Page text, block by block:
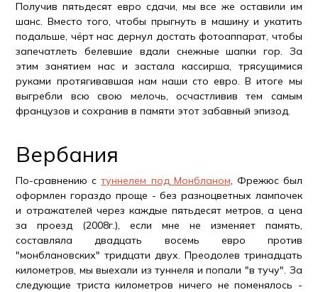
Получив пятьдесят евро сдачи, мы все же оставили им
шанс. Вместо того, чтобы прыгнуть в машину и укатить
подальше, чёрт нас дернул достать фотоаппарат, чтобы
запечатлеть белевшие вдали снежные шапки гор. За
этим занятием нас и застала кассирша, трясущимися
руками протягивавшая нам наши сто евро. В итоге мы
выгребли всю свою мелочь, осчастливив тем самым
французов и сохранив в памяти этот забавный эпизод.
Вербания
По-сравнению стуннелем под Монбланом, Фрежюс был
оформлен гораздо проще - без разноцветных лампочек
и отражателей через каждые пятьдесят метров, а цена
за проезд (2008г.), если мне не изменяет память,
составляла двадцать восемь евро против
"монблановских" тридцати двух. Преодолев тринадцать
километров, мы выехали из туннеля и попали "в тучу". За
следующие триста километров ничего не поменялось -